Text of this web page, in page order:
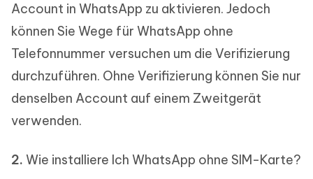
Account in WhatsApp zu aktivieren. Jedoch
können Sie Wege für WhatsApp ohne
Telefonnummer versuchen um die Verifizierung
durchzuführen. Ohne Verifizierung können Sie nur
denselben Account auf einem Zweitgerät
verwenden.
2. Wie installiere Ich WhatsApp ohne SIM-Karte?